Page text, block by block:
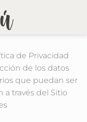
de Privacidad
de los datos
que puedan ser
a través del Sitio